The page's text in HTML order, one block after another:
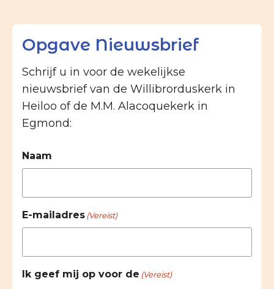
Opgave Nieuwsbrief
Schrijf u in voor de wekelijkse
nieuwsbrief van de Willibrorduskerk in
Heiloo of de M.M. Alacoquekerk in
Egmond:
Naam
E-mailadres (Vereist)
Ik geef mij op voor de (Vereist)